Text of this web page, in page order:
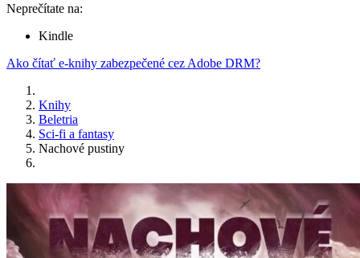
Neprečítate na:
Kindle
Ako čítať e-knihy zabezpečené cez Adobe DRM?
Knihy
Beletria
Sci-fi a fantasy
Nachové pustiny